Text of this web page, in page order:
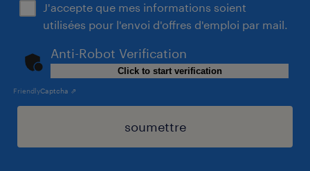
J'accepte que mes informations soient
utilisées pour l'envoi d'offres d'emploi par mail.
Anti-Robot Verification
Click to start verification
FriendlyCaptcha ⇗
soumettre